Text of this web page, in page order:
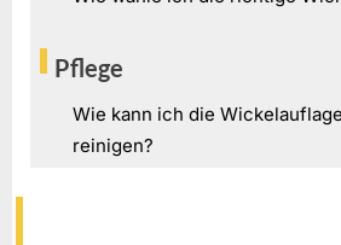
Pflege
Wie kann ich die
reinigen?